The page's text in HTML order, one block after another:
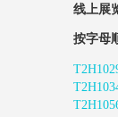
线上展
按字母